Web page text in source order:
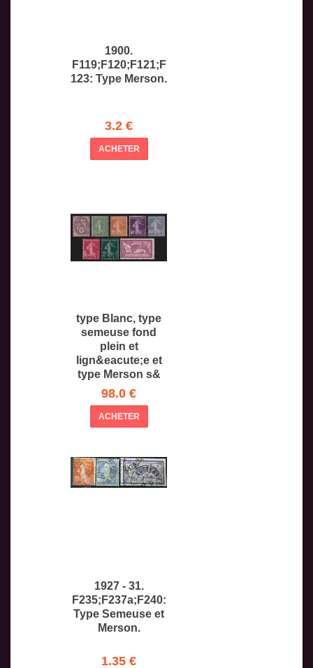
1900.
F119;F120;F121;F
123: Type Merson.
3.2 €
ACHETER
type Blanc, type
semeuse fond
plein et
lign&eacute;e et
type Merson s&
98.0 €
ACHETER
1927 - 31.
F235;F237a;F240:
Type Semeuse et
Merson.
1.35 €